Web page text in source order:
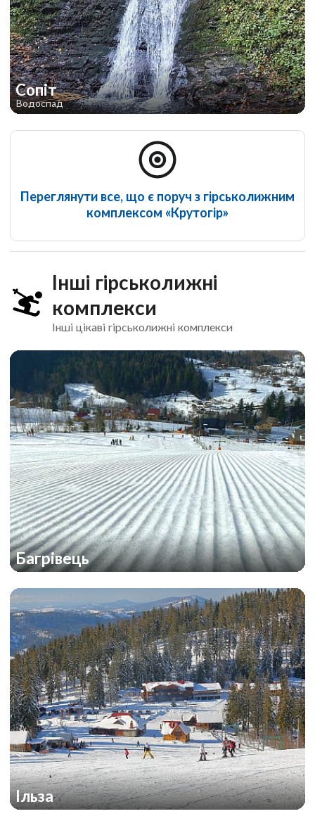
Сопіт
Водоспад
Переглянути все, що є поруч з гірськолижним
комплексом «Крутогір»
Інші гірськолижні
комплекси
Інші цікаві гірськолижні комплекси
Багрівець
Ільза